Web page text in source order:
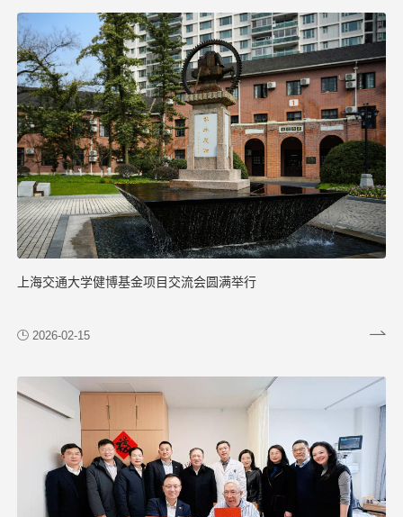
上海交通大学健博基金项目交流会圆满举行
2026-02-15